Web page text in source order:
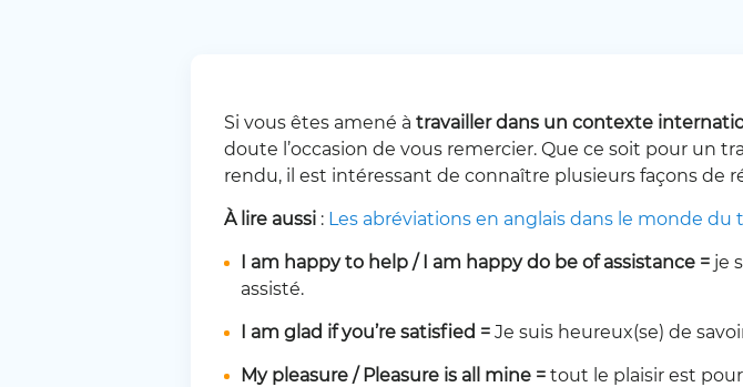
Si vous êtes amené à travailler dans un contexte
doute l’occasion de vous remercier. Que ce soit pour un
rendu, il est intéressant de connaître plusieurs façons de
À lire aussi : Les abréviations en anglais dans le monde du
I am happy to help / I am happy do be of assistance = je
assisté.
I am glad if you’re satisfied = Je suis heureux(se) de
My pleasure / Pleasure is all mine = tout le plaisir est